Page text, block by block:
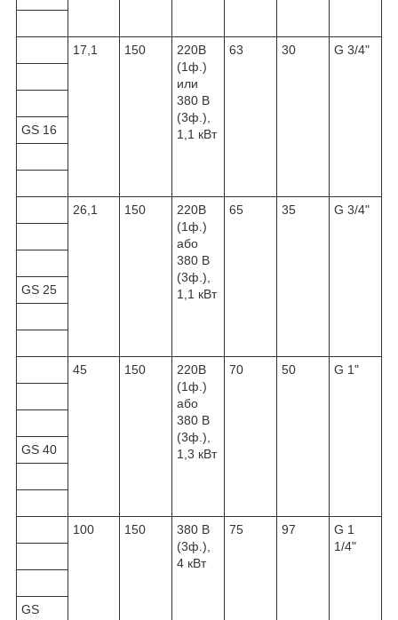
17,1 150
220В
(1ф.)
или
380 В
(3ф.),
1,1 кВт
63 30 G 3/4"
GS 16
26,1 150
220В
(1ф.)
або
380 В
(3ф.),
1,1 кВт
65 35 G 3/4"
GS 25
45 150
220В
(1ф.)
або
380 В
(3ф.),
1,3 кВт
70 50 G 1"
GS 40
100 150
380 В
(3ф.),
4 кВт
75 97
G 1
1/4"
GS